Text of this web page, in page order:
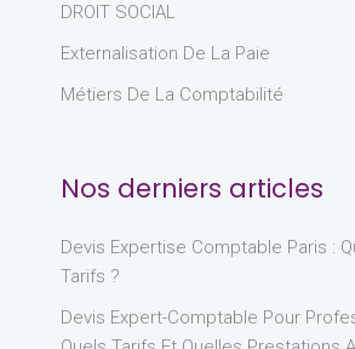
DROIT SOCIAL
Externalisation De La Paie
Métiers De La Comptabilité
Nos derniers articles
Devis Expertise Comptable Paris :
Tarifs ?
Devis Expert-Comptable Pour